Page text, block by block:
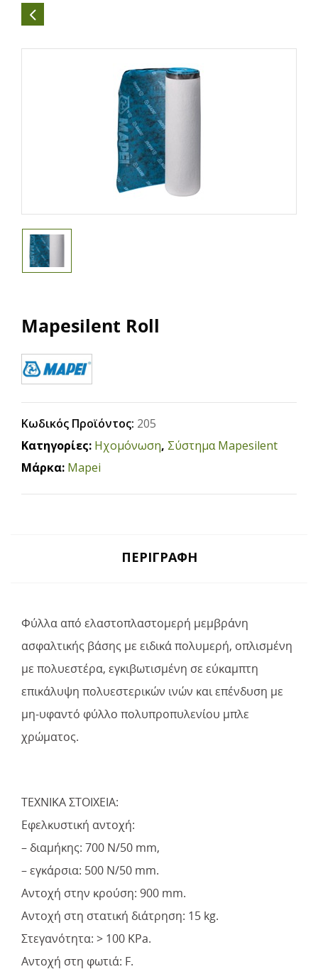
Mapesilent Roll
Κωδικός Προϊόντος: 205
Κατηγορίες: Ηχομόνωση, Σύστημα Mapesilent
Μάρκα: Mapei
ΠΕΡΙΓΡΑΦΉ
Φύλλα από ελαστοπλαστομερή μεμβράνη
ασφαλτικής βάσης με ειδικά πολυμερή, οπλισμένη
με πολυεστέρα, εγκιβωτισμένη σε εύκαμπτη
επικάλυψη πολυεστερικών ινών και επένδυση με
μη-υφαντό φύλλο πολυπροπυλενίου μπλε
χρώματος.
ΤΕΧΝΙΚΑ ΣΤΟΙΧΕΙΑ:
Εφελκυστική αντοχή:
– διαμήκης: 700 N/50 mm,
– εγκάρσια: 500 N/50 mm.
Αντοχή στην κρούση: 900 mm.
Αντοχή στη στατική διάτρηση: 15 kg.
Στεγανότητα: > 100 KPa.
Αντοχή στη φωτιά: F.